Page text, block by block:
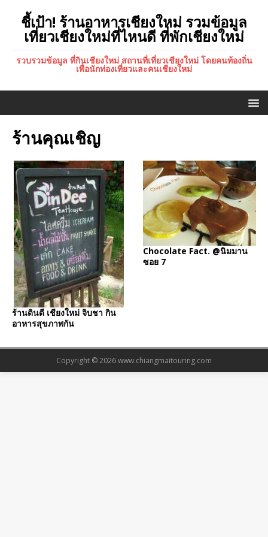
ชี้เป้า! ร้านอาหารเชียงใหม่ รวมข้อมูล
เที่ยวเชียงใหม่ที่ไหนดี ที่พักเชียงใหม่
รวบรวมข้อมูล ที่กินเชียงใหม่ สถานที่เที่ยวเชียงใหม่ โดยคนท้องถิ่น
เพื่อนักท่องเที่ยวและคนเชียงใหม่
ร้านคุณเชิญ
ร้านดินดี เชียงใหม่ จิบชา กิน
อาหารสุขภาพกัน
Chocolate Fact. @นิมมาน
ซอย 7
Copyright © 2026www.chiangmaitouring.com